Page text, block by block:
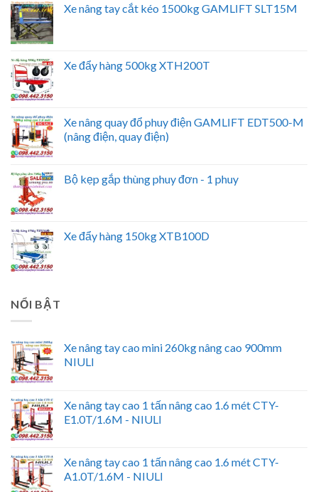
Xe nâng tay cắt kéo 1500kg GAMLIFT SLT15M
Xe đẩy hàng 500kg XTH200T
Xe nâng quay đổ phuy điện GAMLIFT EDT500-M
(nâng điện, quay điện)
Bộ kẹp gắp thùng phuy đơn - 1 phuy
Xe đẩy hàng 150kg XTB100D
NỔI BẬT
Xe nâng tay cao mini 260kg nâng cao 900mm
NIULI
Xe nâng tay cao 1 tấn nâng cao 1.6 mét CTY-
E1.0T/1.6M - NIULI
Xe nâng tay cao 1 tấn nâng cao 1.6 mét CTY-
A1.0T/1.6M - NIULI